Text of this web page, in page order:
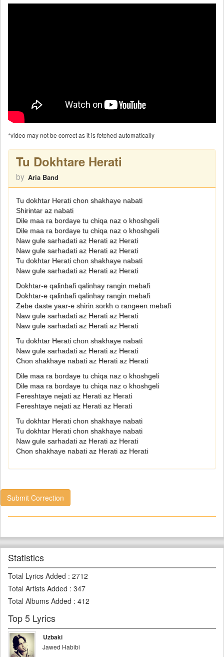
*video may not be correct as it is fetched automatically
Tu Dokhtare Herati
by Aria Band
Tu dokhtar Herati chon shakhaye nabati
Shirintar az nabati
Dile maa ra bordaye tu chiqa naz o khoshgeli
Dile maa ra bordaye tu chiqa naz o khoshgeli
Naw gule sarhadati az Herati az Herati
Naw gule sarhadati az Herati az Herati
Tu dokhtar Herati chon shakhaye nabati
Naw gule sarhadati az Herati az Herati
Dokhtar-e qalinbafi qalinhay rangin mebafi
Dokhtar-e qalinbafi qalinhay rangin mebafi
Zebe daste yaar-e shirin sorkh o rangeen mebafi
Naw gule sarhadati az Herati az Herati
Naw gule sarhadati az Herati az Herati
Tu dokhtar Herati chon shakhaye nabati
Naw gule sarhadati az Herati az Herati
Chon shakhaye nabati az Herati az Herati
Dile maa ra bordaye tu chiqa naz o khoshgeli
Dile maa ra bordaye tu chiqa naz o khoshgeli
Fereshtaye nejati az Herati az Herati
Fereshtaye nejati az Herati az Herati
Tu dokhtar Herati chon shakhaye nabati
Tu dokhtar Herati chon shakhaye nabati
Naw gule sarhadati az Herati az Herati
Chon shakhaye nabati az Herati az Herati
Submit Correction
Statistics
Total Lyrics Added : 2712
Total Artists Added : 347
Total Albums Added : 412
Top 5 Lyrics
Uzbaki
Jawed Habibi